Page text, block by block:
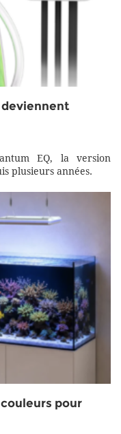
deviennent
EQ, la version
plusieurs années.
pour